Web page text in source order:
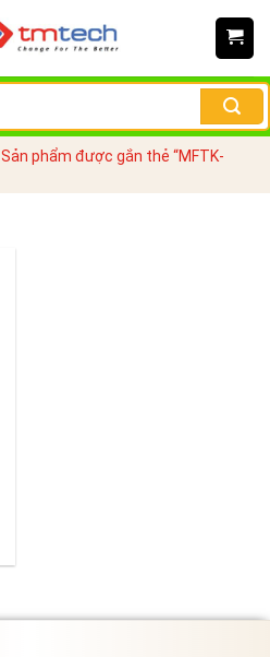
Sản phẩm được gắn thẻ “MFTK-